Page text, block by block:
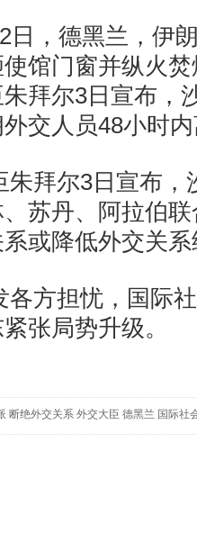
，德黑兰，伊朗
馆门窗并纵火
拜尔3日宣布，
交人员48小时
拜尔3日宣布，
苏丹、阿拉伯
或降低外交关
方担忧，国际社
张局势升级。
断绝外交关系 外交大臣 德黑兰 国际社